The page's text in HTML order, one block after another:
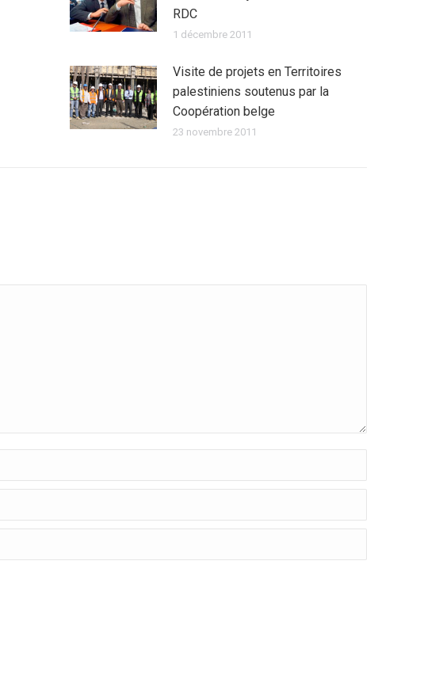
RDC
1 décembre 2011
Visite de projets en Territoires
palestiniens soutenus par la
Coopération belge
23 novembre 2011